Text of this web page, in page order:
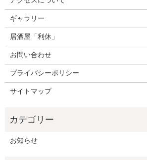
ギャラリー
居酒屋「利休」
お問い合わせ
プライバシーポリシー
サイトマップ
お知らせ